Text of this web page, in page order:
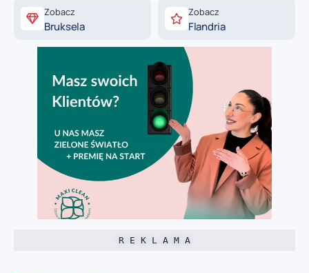
Zobacz
Bruksela
Zobacz
Flandria
R E K L A M A